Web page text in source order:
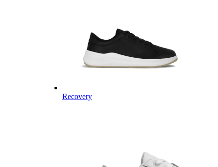
Recovery